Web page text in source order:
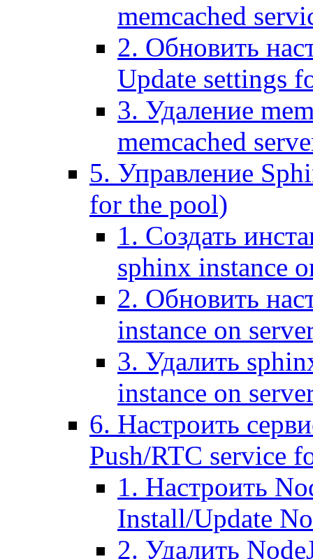
memcached
2. Обновить
Update settings
3. Удаление
memcached
5. Управление
for the pool)
1. Создать
sphinx instance
2. Обновить
instance on
3. Удалить
instance on
6. Настроить
Push/RTC service
1. Настроить
Install/Update
2. Удалить